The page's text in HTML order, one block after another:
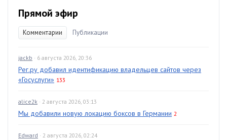
Прямой эфир
Комментарии Публикации
jackb · 6 августа 2026, 20:36
Рег.ру добавил идентификацию владельцев сайтов через
«Госуслуги» 133
alice2k · 2 августа 2026, 03:13
Мы добавили новую локацию боксов в Германии 2
Edward · 2 августа 2026, 02:24